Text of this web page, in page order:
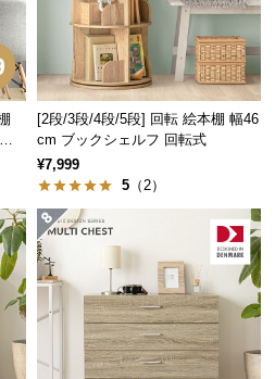
方いろいろ
のため、アイディア次第で
り快適な空間を造り出しま
[2段/3段/4段/5段] 回転 絵本棚 幅46
cm ブックシェルフ 回転式
¥7,999
5 （2）